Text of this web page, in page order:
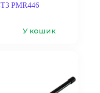
PMR446
У кошик